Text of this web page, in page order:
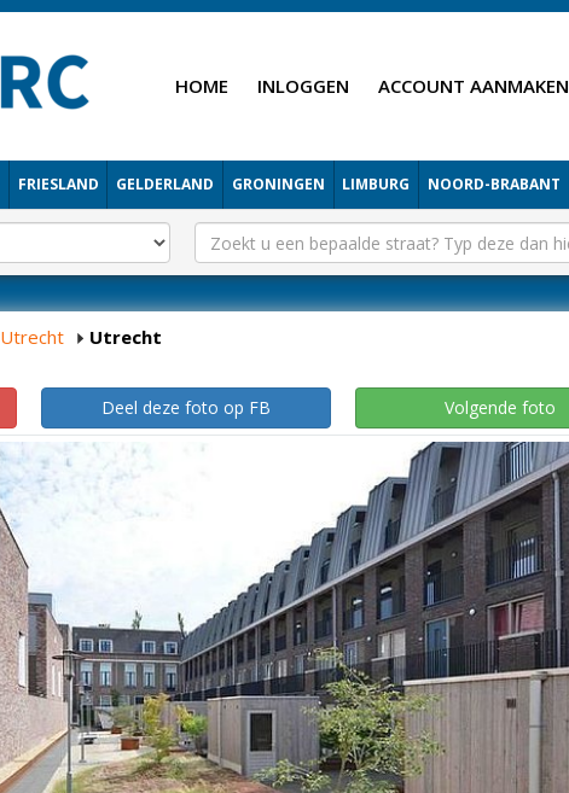
HOME INLOGGEN ACCOUNT AANMAKEN
FRIESLAND GELDERLAND GRONINGEN LIMBURG NOORD-BRABANT
Utrecht Utrecht
Deel deze foto op FB Volgende foto